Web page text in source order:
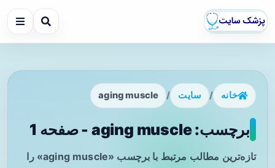
خانه / سایت /
aging muscle
برچسب: aging muscle - صفحه 1
تازه‌ترین مطالب مرتبط با برچسب «aging muscle» را